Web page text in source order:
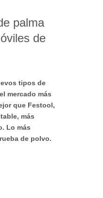
palma
de
tipos de
mercado más
que Festool,
más
Lo más
de polvo.